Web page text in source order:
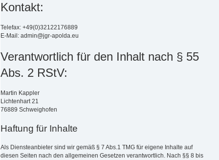
Kontakt:
Telefax: +49(0)32122176889
E-Mail: admin@jgr-apolda.eu
Verantwortlich für den Inhalt nach § 55
Abs. 2 RStV:
Martin Kappler
Lichtenhart 21
76889 Schweighofen
Haftung für Inhalte
Als Diensteanbieter sind wir gemäß § 7 Abs.1 TMG für eigene Inhalte auf
diesen Seiten nach den allgemeinen Gesetzen verantwortlich. Nach §§ 8 bis